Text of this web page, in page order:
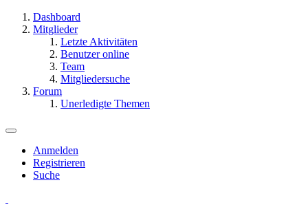
Dashboard
Mitglieder
Letzte Aktivitäten
Benutzer online
Team
Mitgliedersuche
Forum
Unerledigte Themen
Anmelden
Registrieren
Suche